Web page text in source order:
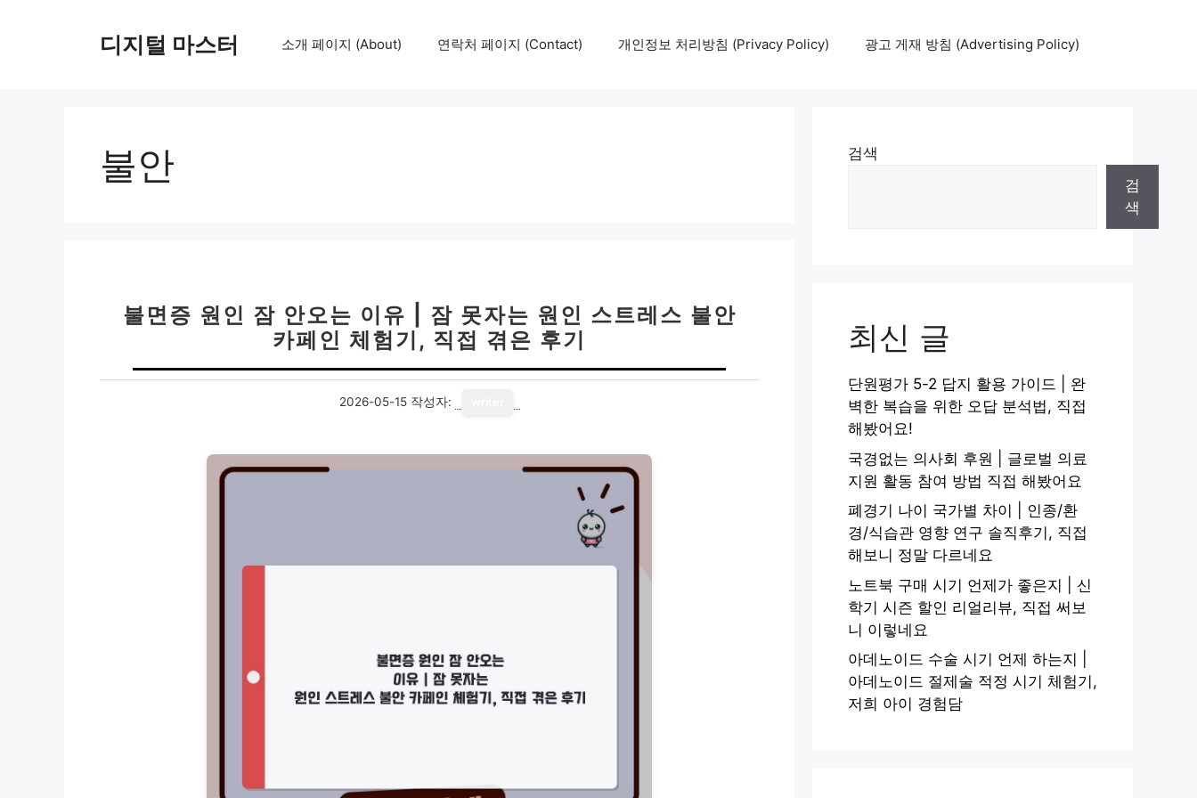
디지털 마스터 소개 페이지 (About) 연락처 페이지 (Contact) 개인정보 처리방침 (Privacy Policy) 광고 게재 방침 (Advertising Policy)
불안
불면증 원인 잠 안오는 이유 | 잠 못자는 원인 스트레스 불안
카페인 체험기, 직접 겪은 후기
2026-05-15 작성자:
검색
검
색
최신 글
단원평가 5-2 답지 활용 가이드 | 완
벽한 복습을 위한 오답 분석법, 직접
해봤어요!
국경없는 의사회 후원 | 글로벌 의료
지원 활동 참여 방법 직접 해봤어요
폐경기 나이 국가별 차이 | 인종/환
경/식습관 영향 연구 솔직후기, 직접
해보니 정말 다르네요
노트북 구매 시기 언제가 좋은지 | 신
학기 시즌 할인 리얼리뷰, 직접 써보
니 이렇네요
아데노이드 수술 시기 언제 하는지 |
아데노이드 절제술 적정 시기 체험기,
저희 아이 경험담